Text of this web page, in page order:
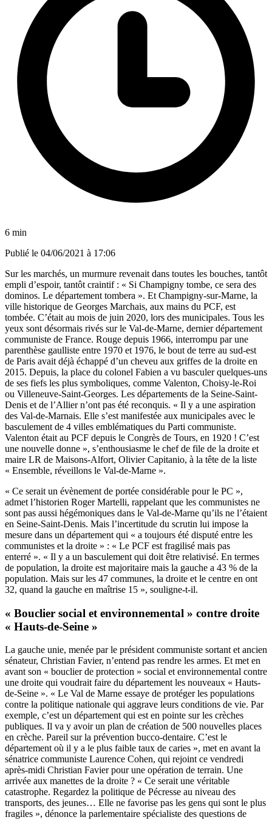
6 min
Publié le 04/06/2021 à 17:06
Sur les marchés, un murmure revenait dans toutes les bouches, tantôt
empli d’espoir, tantôt craintif : « Si Champigny tombe, ce sera des
dominos. Le département tombera ». Et Champigny-sur-Marne, la
ville historique de Georges Marchais, aux mains du PCF, est
tombée. C’était au mois de juin 2020, lors des municipales. Tous les
yeux sont désormais rivés sur le Val-de-Marne, dernier département
communiste de France. Rouge depuis 1966, interrompu par une
parenthèse gaulliste entre 1970 et 1976, le bout de terre au sud-est
de Paris avait déjà échappé d’un cheveu aux griffes de la droite en
2015. Depuis, la place du colonel Fabien a vu basculer quelques-uns
de ses fiefs les plus symboliques, comme Valenton, Choisy-le-Roi
ou Villeneuve-Saint-Georges. Les départements de la Seine-Saint-
Denis et de l’Allier n’ont pas été reconquis. « Il y a une aspiration
des Val-de-Marnais. Elle s’est manifestée aux municipales avec le
basculement de 4 villes emblématiques du Parti communiste.
Valenton était au PCF depuis le Congrès de Tours, en 1920 ! C’est
une nouvelle donne », s’enthousiasme le chef de file de la droite et
maire LR de Maisons-Alfort, Olivier Capitanio, à la tête de la liste
« Ensemble, réveillons le Val-de-Marne ».
« Ce serait un évènement de portée considérable pour le PC »,
admet l’historien Roger Martelli, rappelant que les communistes ne
sont pas aussi hégémoniques dans le Val-de-Marne qu’ils ne l’étaient
en Seine-Saint-Denis. Mais l’incertitude du scrutin lui impose la
mesure dans un département qui « a toujours été disputé entre les
communistes et la droite » : « Le PCF est fragilisé mais pas
enterré ». « Il y a un basculement qui doit être relativisé. En termes
de population, la droite est majoritaire mais la gauche a 43 % de la
population. Mais sur les 47 communes, la droite et le centre en ont
32, quand la gauche en maîtrise 15 », souligne-t-il.
« Bouclier social et environnemental » contre droite
« Hauts-de-Seine »
La gauche unie, menée par le président communiste sortant et ancien
sénateur, Christian Favier, n’entend pas rendre les armes. Et met en
avant son « bouclier de protection » social et environnemental contre
une droite qui voudrait faire du département les nouveaux « Hauts-
de-Seine ». « Le Val de Marne essaye de protéger les populations
contre la politique nationale qui aggrave leurs conditions de vie. Par
exemple, c’est un département qui est en pointe sur les crèches
publiques. Il va y avoir un plan de création de 500 nouvelles places
en crèche. Pareil sur la prévention bucco-dentaire. C’est le
département où il y a le plus faible taux de caries », met en avant la
sénatrice communiste Laurence Cohen, qui rejoint ce vendredi
après-midi Christian Favier pour une opération de terrain. Une
arrivée aux manettes de la droite ? « Ce serait une véritable
catastrophe. Regardez la politique de Pécresse au niveau des
transports, des jeunes… Elle ne favorise pas les gens qui sont le plus
fragiles », dénonce la parlementaire spécialiste des questions de